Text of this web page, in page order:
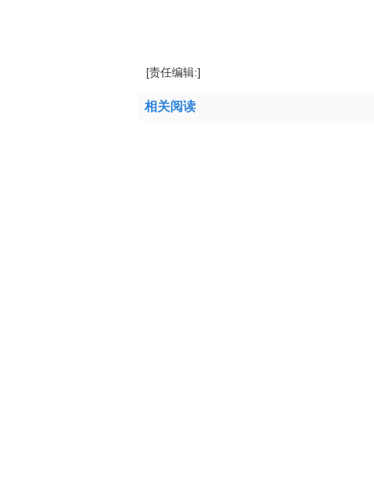
[责任编辑:]
相关阅读